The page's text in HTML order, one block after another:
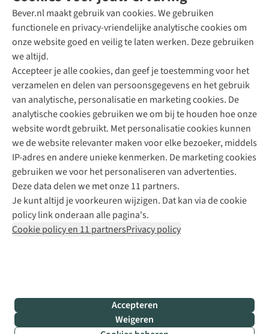
Bever.nl maakt gebruik van cookies. We gebruiken
functionele en privacy-vriendelijke analytische cookies om
onze website goed en veilig te laten werken. Deze gebruiken
we altijd.
Accepteer je alle cookies, dan geef je toestemming voor het
verzamelen en delen van persoonsgegevens en het gebruik
van analytische, personalisatie en marketing cookies. De
analytische cookies gebruiken we om bij te houden hoe onze
website wordt gebruikt. Met personalisatie cookies kunnen
we de website relevanter maken voor elke bezoeker, middels
IP-adres en andere unieke kenmerken. De marketing cookies
gebruiken we voor het personaliseren van advertenties.
Deze data delen we met onze 11 partners.
Je kunt altijd je voorkeuren wijzigen. Dat kan via de cookie
policy link onderaan alle pagina's.
Cookie policy en 11 partnersPrivacy policy
Accepteren
Weigeren
Direct advies van een Buitenexpert
+31 (0)85 888 50 88
+31 6 12 28 49 80
Contactformulier
Bever
B.V.